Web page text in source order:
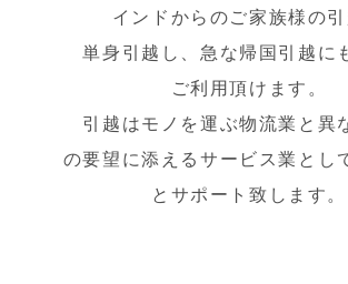
インドからのご家族様の引
単身引越し、急な帰国引越に
ご利用頂けます。
引越はモノを運ぶ物流業と異
の要望に添えるサービス業とし
とサポート致します。